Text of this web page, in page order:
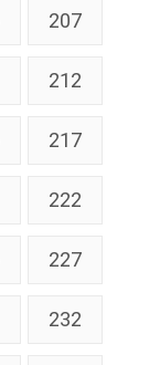
207
212
217
222
227
232